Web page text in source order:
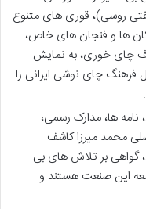
روسی)، قوری های متنوع
ها و فنجان های خاص،
چای خوری، به نمایش
فرهنگ چای نوشی ایرانی را
ها، مدارک رسمی،
محمد میرزا کاشف
گواهی بر تلاش های بی
این صنعت هستند و